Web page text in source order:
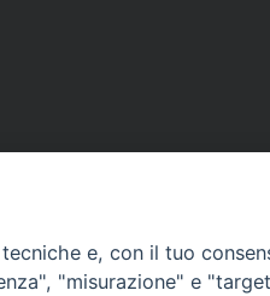
e, con il tuo
"misurazione" e